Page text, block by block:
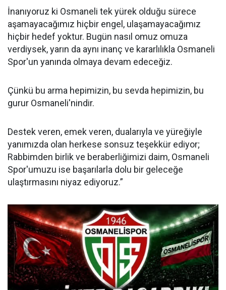
İnanıyoruz ki Osmaneli tek yürek olduğu sürece
aşamayacağımız hiçbir engel, ulaşamayacağımız
hiçbir hedef yoktur. Bugün nasıl omuz omuza
verdiysek, yarın da aynı inanç ve kararlılıkla Osmaneli
Spor'un yanında olmaya devam edeceğiz.
Çünkü bu arma hepimizin, bu sevda hepimizin, bu
gurur Osmaneli'nindir.
Destek veren, emek veren, dualarıyla ve yüreğiyle
yanımızda olan herkese sonsuz teşekkür ediyor;
Rabbimden birlik ve beraberliğimizi daim, Osmaneli
Spor'umuzu ise başarılarla dolu bir geleceğe
ulaştırmasını niyaz ediyoruz.”